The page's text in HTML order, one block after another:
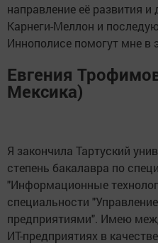
направление её развития
Карнеги-Меллон и
Иннополисе помогут мне в
Евгения
Мексика)
Я закончила Тартуский
степень бакалавра по
"Информационные
специальности
предприятиями". Имею
ИТ-предприятиях в